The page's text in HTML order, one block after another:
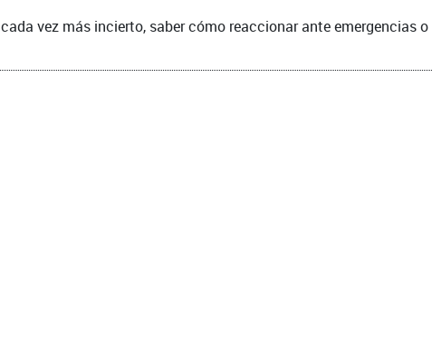
vez más incierto, saber cómo reaccionar ante emergencias